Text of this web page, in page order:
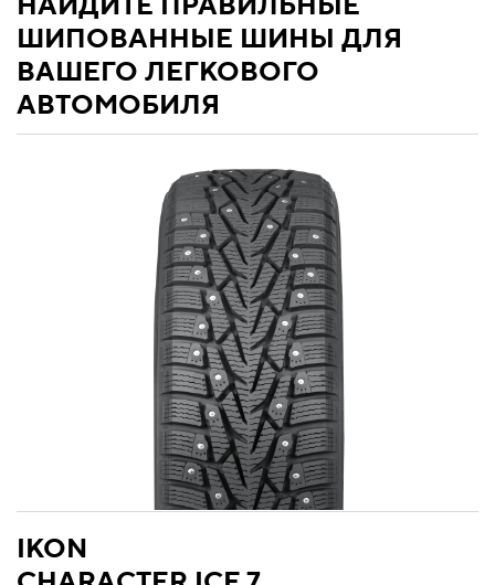
ШИПОВАННЫЕ ШИНЫ ДЛЯ
ВАШЕГО ЛЕГКОВОГО
АВТОМОБИЛЯ
IKON